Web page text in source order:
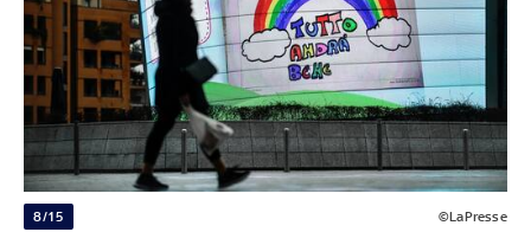
8/15 ©LaPresse